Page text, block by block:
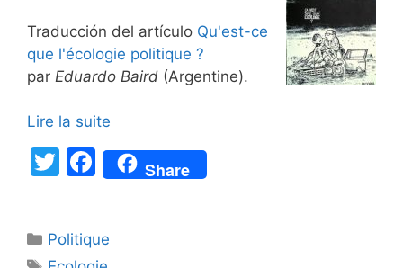
Traducción del artículo Qu'est-ce
que l'écologie politique ?
par Eduardo Baird (Argentine).
Lire la suite
T
er
F
a
e
Share
Catégories
Politique
Étiquettes